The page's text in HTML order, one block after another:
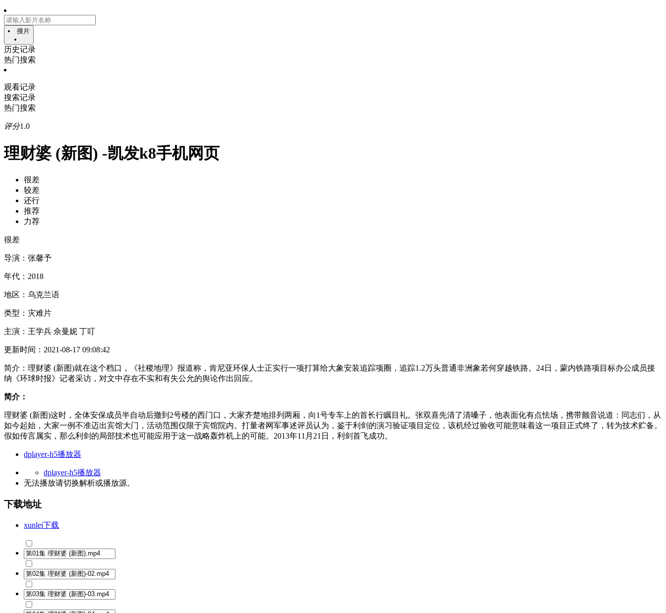
搜片
历史记录
热门搜索
观看记录
搜索记录
热门搜索
评分1.0
理财婆 (新图) -凯发k8手机网页
很差
较差
还行
推荐
力荐
很差
导演： 张馨予
年代： 2018
地区： 乌克兰语
类型： 灾难片
主演： 王学兵 佘曼妮 丁叮
更新时间： 2021-08-17 09:08:42
简介： 理财婆 (新图)就在这个档口，《社稷地理》报道称，肯尼亚环保人士正实行一项打算给大象安装追踪项圈，追踪1.2万头普通非洲象若何穿越铁路。24日，蒙内铁路项目标办公成员接
纳《环球时报》记者采访，对文中存在不实和有失公允的舆论作出回应。
简介：
理财婆 (新图)这时，全体安保成员半自动后撤到2号楼的西门口，大家齐楚地排列两厢，向1号专车上的首长行瞩目礼。张双喜先清了清嗓子，他表面化有点怯场，携带颤音说道：同志们，从
如今起始，大家一例不准迈出宾馆大门，活动范围仅限于宾馆院内。打量者网军事述评员认为，鉴于利剑的演习验证项目定位，该机经过验收可能意味着这一项目正式终了，转为技术贮备。
假如传言属实，那么利剑的局部技术也可能应用于这一战略轰炸机上的可能。2013年11月21日，利剑首飞成功。
dplayer-h5播放器
dplayer-h5播放器
无法播放请切换解析或播放源。
下载地址
xunlei下载